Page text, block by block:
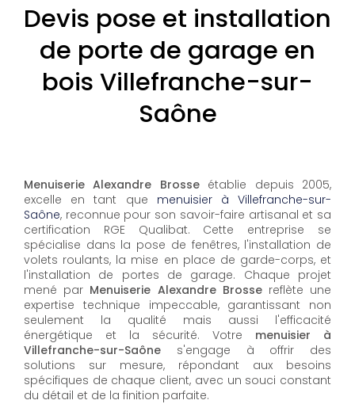
Devis pose et installation
de porte de garage en
bois Villefranche-sur-
Saône
Menuiserie Alexandre Brosseétablie depuis 2005,
excelle en tant que menuisier à Villefranche-sur-
Saône, reconnue pour son savoir-faire artisanal et sa
certification RGE Qualibat. Cette entreprise se
spécialise dans la pose de fenêtres, l'installation de
volets roulants, la mise en place de garde-corps, et
l'installation de portes de garage. Chaque projet
mené par Menuiserie Alexandre Brossereflète une
expertise technique impeccable, garantissant non
seulement la qualité mais aussi l'efficacité
énergétique et la sécurité. Votre menuisier à
Villefranche-sur-Saône s'engage à offrir des
solutions sur mesure, répondant aux besoins
spécifiques de chaque client, avec un souci constant
du détail et de la finition parfaite.